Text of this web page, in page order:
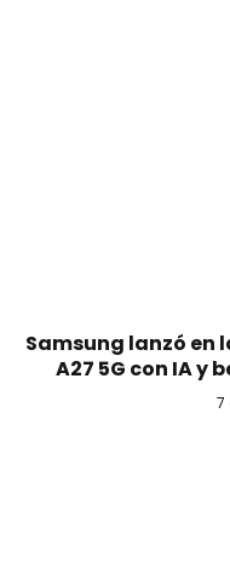
Samsung lanzó en
A27 5G con IA y
7